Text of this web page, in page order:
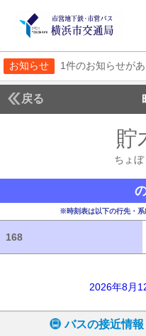
お知らせ 1件のお知らせが
戻る
貯
ちょぼ
※時刻表は以下の行先・
168
2026年8月
バスの接近情報